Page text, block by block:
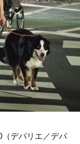
（デパリエ／デパ